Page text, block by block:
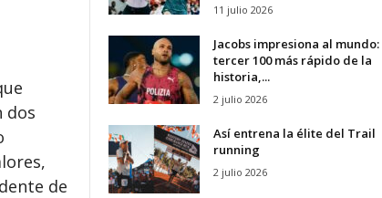
dos
de
11 julio 2026
Jacobs impresiona al mundo:
tercer 100 más rápido de la
historia,...
2 julio 2026
Así entrena la élite del Trail
running
2 julio 2026